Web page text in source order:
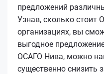
предложений
Узнав, сколько стоит
организациях, вы
выгодное
ОСАГО Нива, можно
существенно снизить